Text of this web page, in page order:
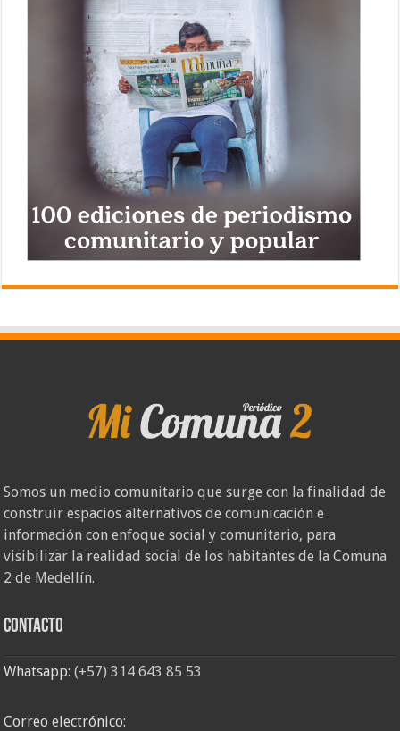
Somos un medio comunitario que surge con la finalidad de
construir espacios alternativos de comunicación e
información con enfoque social y comunitario, para
visibilizar la realidad social de los habitantes de la Comuna
2 de Medellín.
Contacto
Whatsapp:(+57) 314 643 85 53
Correo electrónico: